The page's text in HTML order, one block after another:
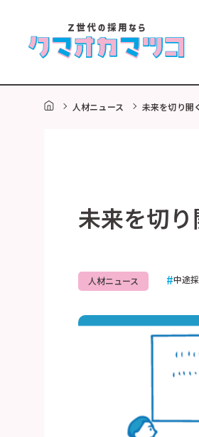
HOME人材ニュース 未来を切り開
未来を切
人材ニュース 中途